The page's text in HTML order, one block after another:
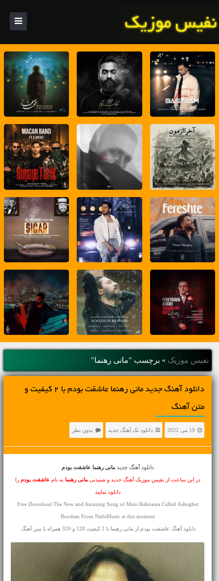
نفیس موزیک » برچسب "مانی رهنما"
دانلود آهنگ جديد مانی رهنما عاشقت بودم با 2 کیفیت و
متن آهنگ
19 می 2022 دانلود تک آهنگ جدید بدون نظر
دانلود آهنگ جدید مانی رهنما عاشقت بودم
در این ساعت از نفیس موزیک آهنگ جدید و شنیدنیمانی رهنما به نام عاشقت بودم را
دانلود نمایید
Free Download The New and Amazing Song of Mani Rahnama Called Asheghet
Boodam From NafisMusic at this moment
دانلود آهنگ عاشقت بودم از مانی رهنما با 2 کیفیت 128 و 320 همراه با متن آهنگ